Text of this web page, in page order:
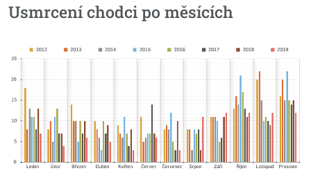
Usmrcení chodci po měsících